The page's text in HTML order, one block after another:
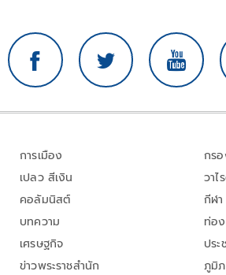
การเมือง
เปลว สีเงิน
คอลัมนิสต์
บทความ
เศรษฐกิจ
ข่าวพระราชสำนัก
กร
วาไ
กีฬา
ท่อ
ปร
ภูมิ